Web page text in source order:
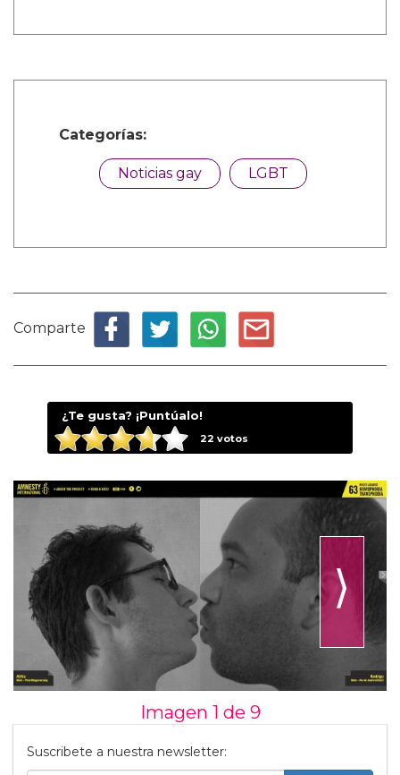
Categorías:
Noticias gay LGBT
Comparte
¿Te gusta? ¡Puntúalo!
22 votos
⟩
Imagen 1 de 9
Suscribete a nuestra newsletter: